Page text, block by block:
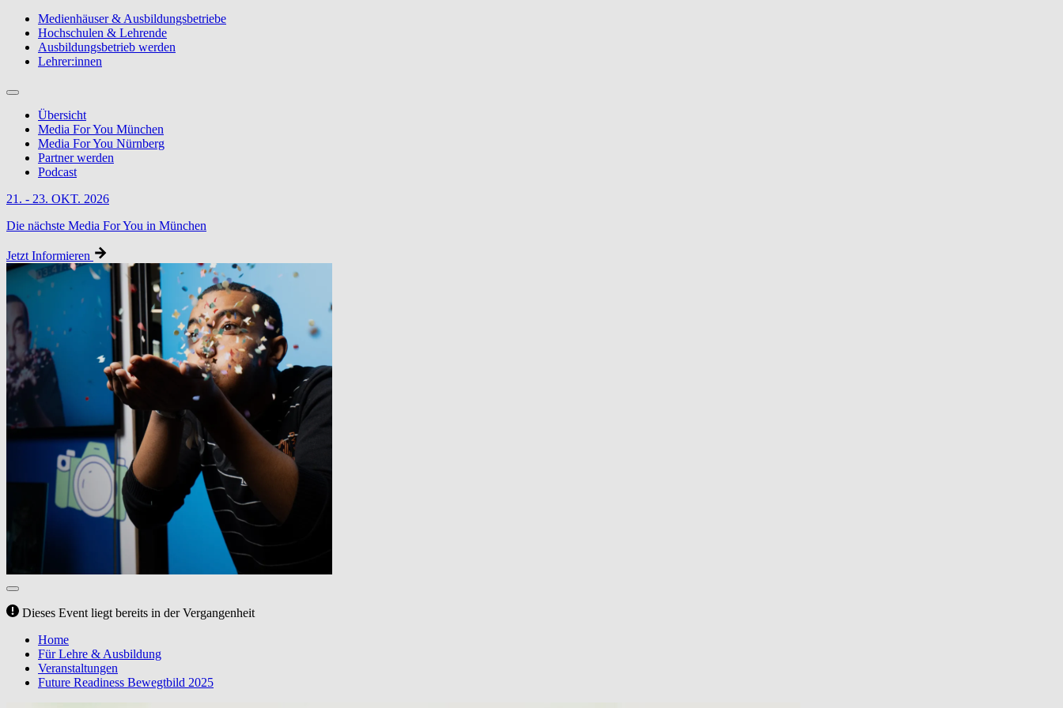
Medienhäuser & Ausbildungsbetriebe
Hochschulen & Lehrende
Ausbildungsbetrieb werden
Lehrer:innen
Übersicht
Media For You München
Media For You Nürnberg
Partner werden
Podcast
21. - 23. OKT. 2026
Die nächste Media For You in München
Jetzt Informieren
Dieses Event liegt bereits in der Vergangenheit
Home
Für Lehre & Ausbildung
Veranstaltungen
Future Readiness Bewegtbild 2025